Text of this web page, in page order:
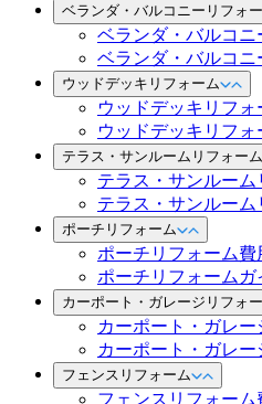
ベランダ・バルコニーリフォ
ベランダ・バルコ
ベランダ・バルコニ
ウッドデッキリフォーム
ウッドデッキリフ
ウッドデッキリフォ
テラス・サンルームリフォーム
テラス・サンルー
テラス・サンルーム
ポーチリフォーム
ポーチリフォーム費
ポーチリフォームガ
カーポート・ガレージリフォ
カーポート・ガレ
カーポート・ガレ
フェンスリフォーム
フェンスリフォーム